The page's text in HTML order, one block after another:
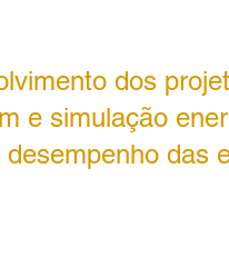
dos
e simulação
das